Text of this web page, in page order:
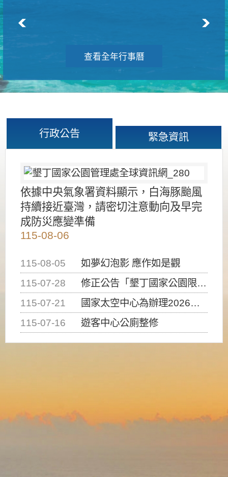
查看全年行事曆
行政公告 緊急資訊
依據中央氣象署資料顯示，白海豚颱風
持續接近臺灣，請密切注意動向及早完
成防災應變準備
115-08-06
115-08-05
如夢幻泡影 應作如是觀
115-07-28
修正公告「墾丁國家公園限制水域遊憩活動之種類、範圍、時間及行為」，自即日生效。
115-07-21
國家太空中心為辦理2026台灣盃火箭競賽，陸、海、空域警戒及協調相關事宜，因颱風備案事宜
115-07-16
遊客中心公廁整修